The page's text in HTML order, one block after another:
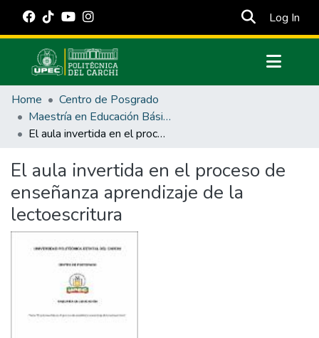
Log In
Communities & Collections
All of DSpace
Statistics
Estadísticas Externas
Manuales
Home
Centro de Posgrado
Maestría en Educación Básica
El aula invertida en el proceso de enseñanza aprendizaje de la lectoescritura
El aula invertida en el proceso de
enseñanza aprendizaje de la
lectoescritura